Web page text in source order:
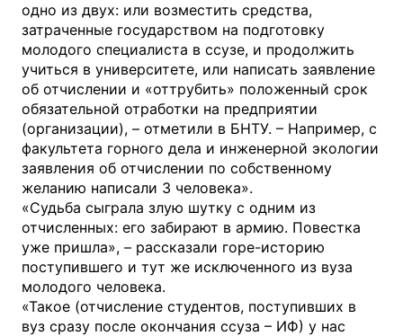
одно из двух: или возместить средства,
затраченные государством на подготовку
молодого специалиста в ссузе, и продолжить
учиться в университете, или написать заявление
об отчислении и «оттрубить» положенный срок
обязательной отработки на предприятии
(организации), – отметили в БНТУ. – Например, с
факультета горного дела и инженерной экологии
заявления об отчислении по собственному
желанию написали 3 человека».
«Судьба сыграла злую шутку с одним из
отчисленных: его забирают в армию. Повестка
уже пришла», – рассказали горе-историю
поступившего и тут же исключенного из вуза
молодого человека.
«Такое (отчисление студентов, поступивших в
вуз сразу после окончания ссуза – ИФ) у нас